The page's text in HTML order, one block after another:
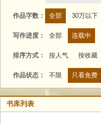
作品字数： 全部 30万以下
写作进度： 全部 连载中
排序方式： 按人气 按收藏
作品状态： 不限 只看免费
书库列表